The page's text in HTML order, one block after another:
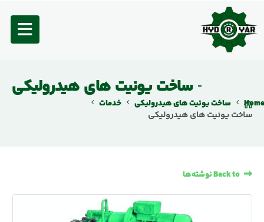
ساخت یونیت های هیدرولیکی
Home ساخت یونیت های هیدرولیکی
خدمات
ساخت یونیت های هیدرولیکی